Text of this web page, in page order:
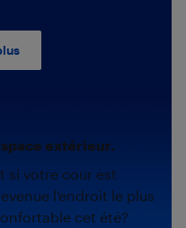
extérieur.
si votre cour est
l'endroit le plus
cet été?